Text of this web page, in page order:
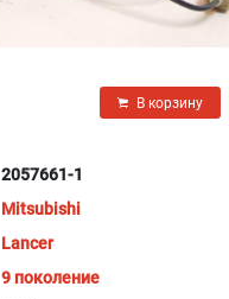
В корзину
2057661-1
Mitsubishi
Lancer
9 поколение